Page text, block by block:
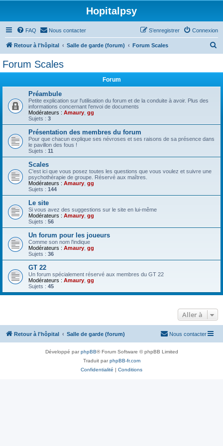
Hopitalpsy
FAQ Nous contacter Connexion
S’enregistrer
Retour à l'hôpital Salle de garde (forum) Forum Scales
Forum Scales
Forum
Préambule
Petite explication sur l'utilisation du forum et de la conduite à avoir. Plus des
informations concernant l'envoi de documents
Modérateurs : Amaury gg
Sujets : 3
Présentation des membres du forum
Pour que chacun explique ses névroses et ses raisons de sa présence dans
le pavillon des fous !
Sujets : 11
Scales
C'est ici que vous posez toutes les questions que vous voulez et suivre une
psychothérapie de groupe. Réservé aux maîtres.
Modérateurs : Amaury gg
Sujets : 144
Le site
Si vous avez des suggestions sur le site en lui-même
Modérateurs : Amaury gg
Sujets : 56
Un forum pour les joueurs
Comme son nom l'indique
Modérateurs : Amaury gg
Sujets : 36
GT 22
Un forum spécialement réservé aux membres du GT 22
Modérateurs : Amaury gg
Sujets : 45
Aller à
Retour à l'hôpital Salle de garde (forum) Nous contacter
Développé parphpBB® Forum Software © phpBB Limited
Traduit parphpBB-fr.com
Confidentialité | Conditions